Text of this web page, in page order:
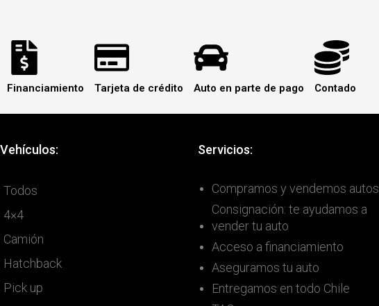
Financiamiento Tarjeta de crédito Auto en parte de pago Contado
Vehículos:
Todos
4×4
Camión
Hatchback
Pick up
Servicios:
Compramos y vendemos autos
Consignación: te ayudamos a
vender tu auto
Acceso a financiamiento
Aseguramos tu auto
Entregamos en todo Chile